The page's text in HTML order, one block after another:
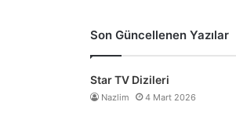
Son Güncellenen Yazılar
Star TV Dizileri
Nazlim 4 Mart 2026